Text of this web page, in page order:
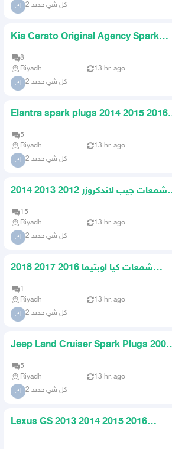
ك كل شي جديد 2
Kia Cerato Original Agency Spark
8
Riyadh
13 hr. ago
ك كل شي جديد 2
Elantra spark plugs 2014 2015 2016
5
Riyadh
13 hr. ago
ك كل شي جديد 2
شمعات جيب لاندكروزر 2012 2013 2014
15
Riyadh
13 hr. ago
ك كل شي جديد 2
شمعات كيا اوبتيما 2016 2017 2018
1
Riyadh
13 hr. ago
ك كل شي جديد 2
Jeep Land Cruiser Spark Plugs 2008
5
Riyadh
13 hr. ago
ك كل شي جديد 2
Lexus GS 2013 2014 2015 2016